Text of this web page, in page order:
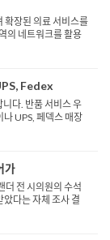
확장된 의료 서비스를
의 네트워크를 활용
습니다. 어센드 파
Fedex
다. 반품 서비스 우
UPS, 페덱스 매장
는 3달러를 받습니
가
더 전 시의원의 수석
다는 자체 조사 결
사업가 A씨로부터